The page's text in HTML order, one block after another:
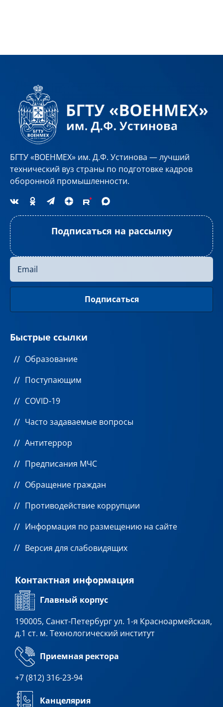
БГТУ «ВОЕНМЕХ» им. Д.Ф. Устинова — лучший
технический вуз страны по подготовке кадров
оборонной промышленности.
Подписаться на рассылку
Быстрые ссылки
Образование
Поступающим
COVID-19
Часто задаваемые вопросы
Антитеррор
Предписания МЧС
Обращение граждан
Противодействие коррупции
Информация по размещению на сайте
Версия для слабовидящих
Контактная информация
Главный корпус
190005, Санкт-Петербург ул. 1-я Красноармейская,
д.1 ст. м. Технологический институт
Приемная ректора
+7 (812) 316-23-94
Канцелярия